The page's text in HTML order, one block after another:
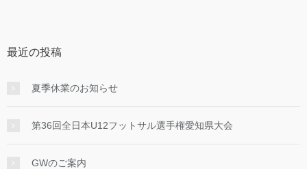
最近の投稿
夏季休業のお知らせ
第36回全日本U12フットサル選手権愛知県大会
GWのご案内